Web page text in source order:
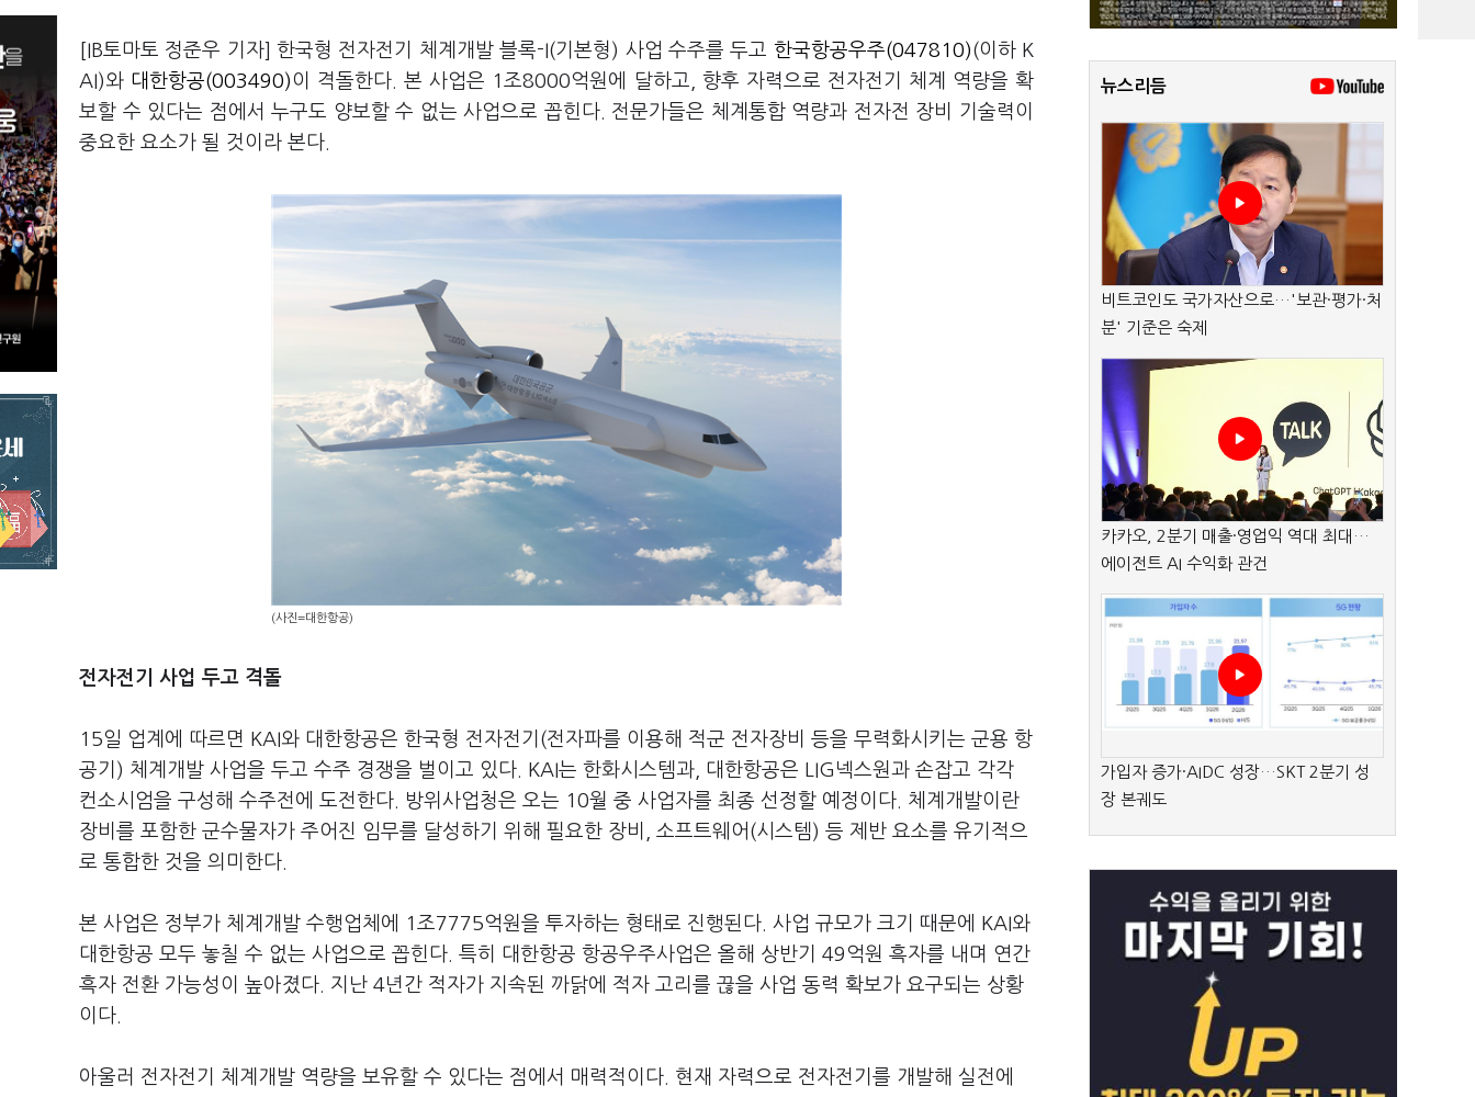
[IB토마토 정준우 기자] 한국형 전자전기 체계개발 블록-I(기본형) 사업 수주를 두고 한국항공우주(047810)(이하 K
AI)와 대한항공(003490)이 격돌한다. 본 사업은 1조8000억원에 달하고, 향후 자력으로 전자전기 체계 역량을 확
보할 수 있다는 점에서 누구도 양보할 수 없는 사업으로 꼽힌다. 전문가들은 체계통합 역량과 전자전 장비 기술력이
중요한 요소가 될 것이라 본다.
(사진=대한항공)
전자전기 사업 두고 격돌
15일 업계에 따르면 KAI와 대한항공은 한국형 전자전기(전자파를 이용해 적군 전자장비 등을 무력화시키는 군용 항
공기) 체계개발 사업을 두고 수주 경쟁을 벌이고 있다. KAI는 한화시스템과, 대한항공은 LIG넥스원과 손잡고 각각
컨소시엄을 구성해 수주전에 도전한다. 방위사업청은 오는 10월 중 사업자를 최종 선정할 예정이다. 체계개발이란
장비를 포함한 군수물자가 주어진 임무를 달성하기 위해 필요한 장비, 소프트웨어(시스템) 등 제반 요소를 유기적으
로 통합한 것을 의미한다.
본 사업은 정부가 체계개발 수행업체에 1조7775억원을 투자하는 형태로 진행된다. 사업 규모가 크기 때문에 KAI와
대한항공 모두 놓칠 수 없는 사업으로 꼽힌다. 특히 대한항공 항공우주사업은 올해 상반기 49억원 흑자를 내며 연간
흑자 전환 가능성이 높아졌다. 지난 4년간 적자가 지속된 까닭에 적자 고리를 끊을 사업 동력 확보가 요구되는 상황
이다.
아울러 전자전기 체계개발 역량을 보유할 수 있다는 점에서 매력적이다. 현재 자력으로 전자전기를 개발해 실전에
뉴스리듬
비트코인도 국가자산으로…'보관·평가·처
분' 기준은 숙제
카카오, 2분기 매출·영업익 역대 최대…
에이전트 AI 수익화 관건
가입자 증가·AIDC 성장…SKT 2분기 성
장 본궤도